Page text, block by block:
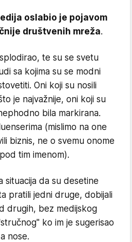
oslabio je pojavom
društvenih mreža.
te su se svetu
sa kojima su se modni
Oni koji su nosili
je najvažnije, oni koji su
bila markirana.
(mislimo na one
biznis, ne o svemu onome
tim imenom).
situacija da su desetine
pratili jedni druge, dobijali
drugih, bez medijskog
ko im je sugerisao
nose.